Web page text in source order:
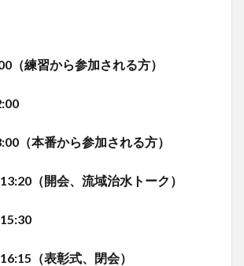
（練習から参加される方）
（本番から参加される方）
（開会、流域治水トーク）
（表彰式、閉会）